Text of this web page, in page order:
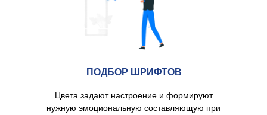
ПОДБОР ШРИФТОВ
Цвета задают настроение и формируют
нужную эмоциональную составляющую при